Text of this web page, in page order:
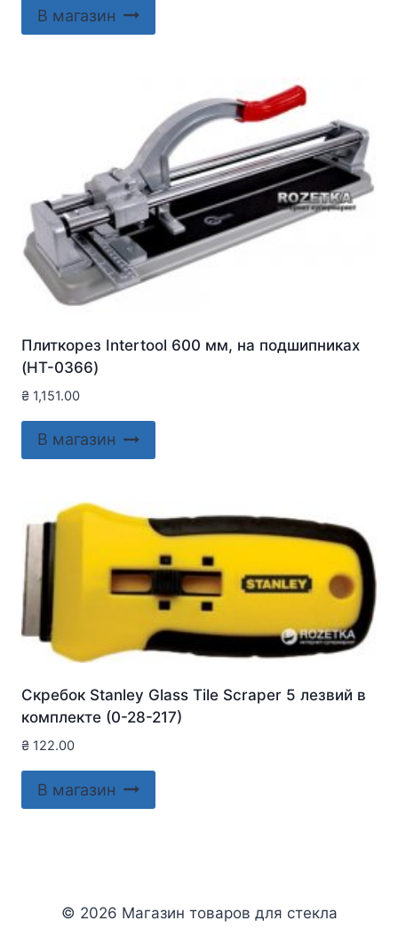
В магазин
Плиткорез Intertool 600 мм, на подшипниках
(HT-0366)
₴ 1,151.00
В магазин
Скребок Stanley Glass Tile Scraper 5 лезвий в
комплекте (0-28-217)
₴ 122.00
В магазин
© 2026 Магазин товаров для стекла